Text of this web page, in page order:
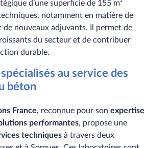
d’une superficie de 155 m²
notamment en matière de
nouveaux adjuvants. Il permet de
du secteur et de contribuer
durable.
au service des
béton
France, reconnue pour son expertise
performantes, propose une
techniques à travers deux